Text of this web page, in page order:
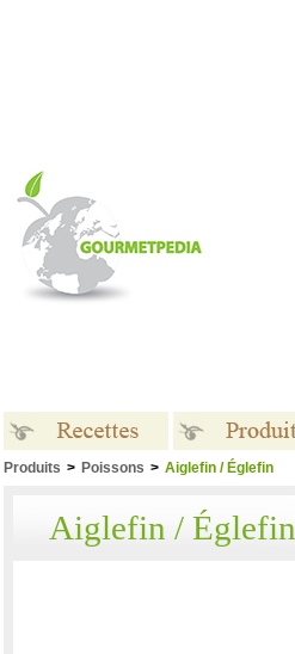
Produits > Poissons > Aiglefin / Églefin
Aiglefin / Églefin